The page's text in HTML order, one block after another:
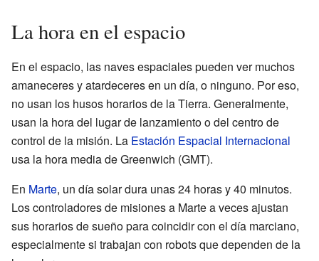
La hora en el espacio
En el espacio, las naves espaciales pueden ver muchos
amaneceres y atardeceres en un día, o ninguno. Por eso,
no usan los husos horarios de la Tierra. Generalmente,
usan la hora del lugar de lanzamiento o del centro de
control de la misión. La Estación Espacial Internacional
usa la hora media de Greenwich (GMT).
En Marte, un día solar dura unas 24 horas y 40 minutos.
Los controladores de misiones a Marte a veces ajustan
sus horarios de sueño para coincidir con el día marciano,
especialmente si trabajan con robots que dependen de la